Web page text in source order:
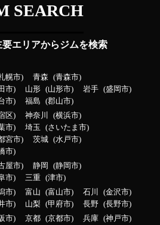
SEARCH
エリアからジムを検索
幌市 青森
青森市
市 山形 山形市 岩手
盛岡市
市 福島 郡山市
区 神奈川
横浜市
市 埼玉
さいたま市
宮市 茨城
水戸市
市
屋市 静岡
静岡市
市 三重 津市
市 富山 富山市 石川
金沢市
市 山梨 甲府市 長野 長野市
市 京都 京都市 兵庫
神戸市